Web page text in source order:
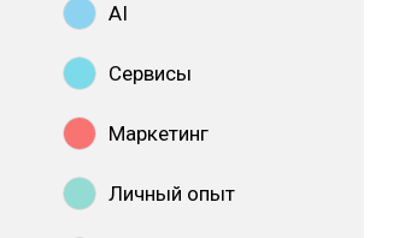
AI
Сервисы
Маркетинг
Личный опыт